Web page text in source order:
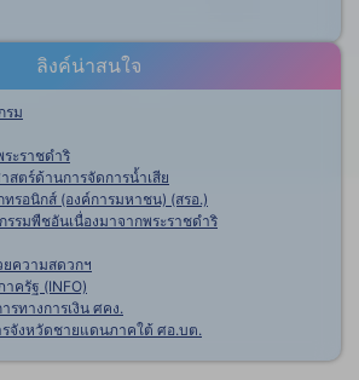
ลิงค์น่าสนใจ
รม
ะราชดำริ
สตร์ด้านการจัดการน้ำเสีย
ทรอนิกส์ (องค์การมหาชน) (สรอ.)
รรมพืชอันเนื่องมาจากพระราชดำริ
ความสดวกฯ
ครัฐ (INFO)
ทางการเงิน ศคง.
จังหวัดชายแดนภาคใต้ ศอ.บต.